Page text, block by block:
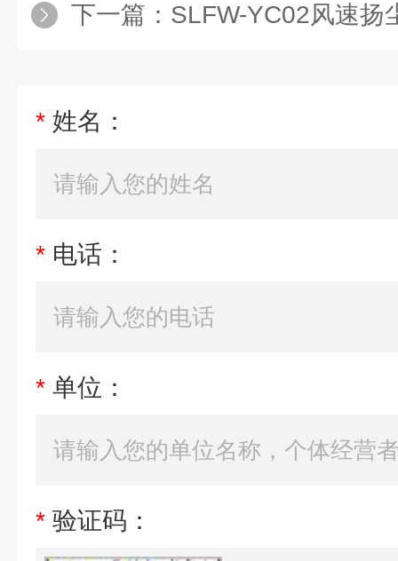
下一篇： SLFW-YC02风速扬
* 姓名：
* 电话：
* 单位：
* 验证码：